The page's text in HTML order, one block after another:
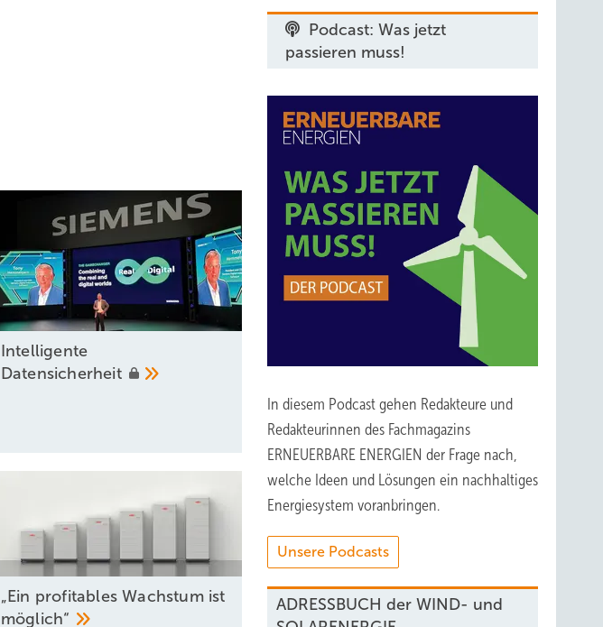
Intel ligente
Datensicherheit
„Ein profitables Wachstum ist
möglich“
Podcast: Was jetzt
passieren muss!
In diesem Podcast gehen Redakteure und
Redakteurinnen des Fachmagazins
ERNEUERBARE ENERGIEN der Frage nach,
welche Ideen und Lösungen ein nachhaltiges
Energiesystem voranbringen.
Unsere Podcasts
ADRESSBUCH der WIND- und